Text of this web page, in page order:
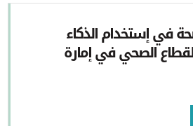
في إستخدام الذكاء
الصحي في إمارة